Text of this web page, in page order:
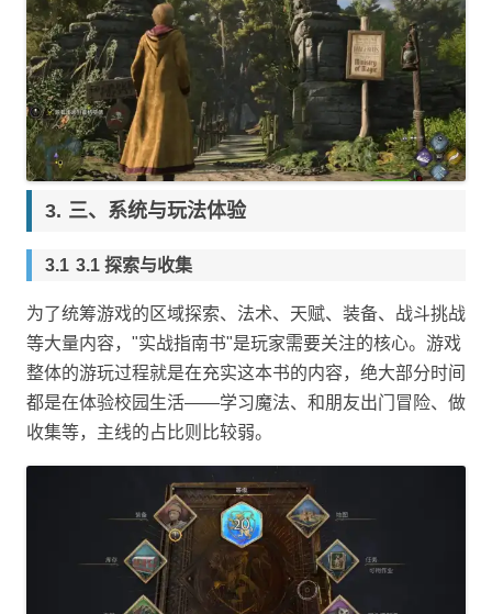
三、系统与玩法体验
3.1 探索与收集
为了统筹游戏的区域探索、法术、天赋、装备、战斗挑战
等大量内容，"实战指南书"是玩家需要关注的核心。游戏
整体的游玩过程就是在充实这本书的内容，绝大部分时间
都是在体验校园生活——学习魔法、和朋友出门冒险、做
收集等，主线的占比则比较弱。